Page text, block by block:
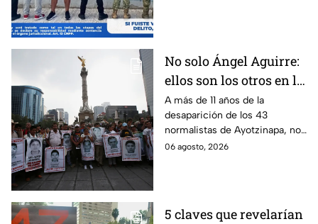
No solo Ángel Aguirre:
ellos son los otros en la
lupa por el caso
Ayotzinapa
A más de 11 años de la
desaparición de los 43
normalistas de Ayotzinapa, no
se ha conocido el paradero de
06 agosto, 2026
5 claves que revelarían